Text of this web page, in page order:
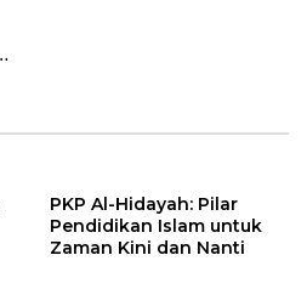
PKP Al-Hidayah: Pilar
Pendidikan Islam untuk
Zaman Kini dan Nanti